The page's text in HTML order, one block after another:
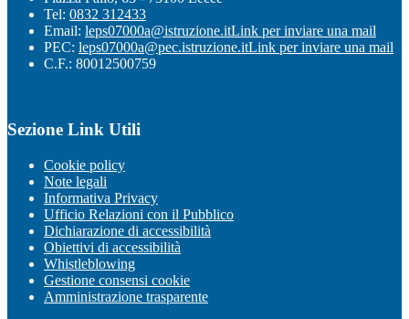
Tel: 0832 312433
Email: leps07000a@istruzione.itLink per inviare una mail
PEC: leps07000a@pec.istruzione.itLink per inviare una mail
C.F.: 80012500759
Sezione Link Utili
Cookie policy
Note legali
Informativa Privacy
Ufficio Relazioni con il Pubblico
Dichiarazione di accessibilità
Obiettivi di accessibilità
Whistleblowing
Gestione consensi cookie
Amministrazione trasparente